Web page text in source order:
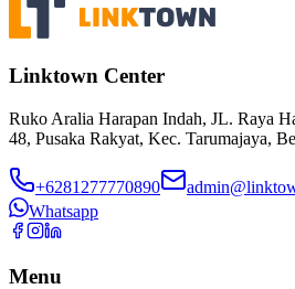
Linktown Center
Ruko Aralia Harapan Indah, JL. Raya
48, Pusaka Rakyat, Kec. Tarumajaya,
+6281277770890
Whatsapp
Menu